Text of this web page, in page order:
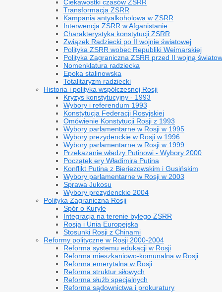
Ciekawostki czasów ZSRR
Transformacja ZSRR
Kampania antyalkoholowa w ZSRR
Interwencja ZSRR w Afganistanie
Charakterystyka konstytucji ZSRR
Związek Radziecki po II wojnie światowej
Polityka ZSRR wobec Republiki Weimarskiej
Polityka Zagraniczna ZSRR przed II wojną
Nomenklatura radziecka
Epoka stalinowska
Totalitaryzm radziecki
Historia i polityka współczesnej Rosji
Kryzys konstytucyjny - 1993
Wybory i referendum 1993
Konstytucja Federacji Rosyjskiej
Omówienie Konstytucji Rosji z 1993
Wybory parlamentarne w Rosji w 1995
Wybory prezydenckie w Rosji w 1996
Wybory parlamentarne w Rosji w 1999
Przekazanie władzy Putinowi - Wybory 2000
Początek ery Władimira Putina
Konflikt Putina z Bieriezowskim i Gusińskim
Wybory parlamentarne w Rosji w 2003
Sprawa Jukosu
Wybory prezydenckie 2004
Polityka Zagraniczna Rosji
Spór o Kuryle
Integracja na terenie byłego ZSRR
Rosja i Unia Europejska
Stosunki Rosji z Chinami
Reformy polityczne w Rosji 2000-2004
Reforma systemu edukacji w Rosji
Reforma mieszkaniowo-komunalna w Rosji
Reforma emerytalna w Rosji
Reforma struktur siłowych
Reforma służb specjalnych
Reforma sądownictwa i prokuratury